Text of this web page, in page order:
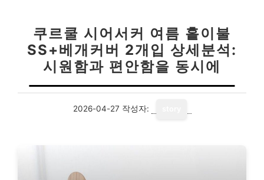
쿠르쿨 시어서커 여름 홑이불
SS+베개커버 2개입 상세분석:
시원함과 편안함을 동시에
2026-04-27 작성자: